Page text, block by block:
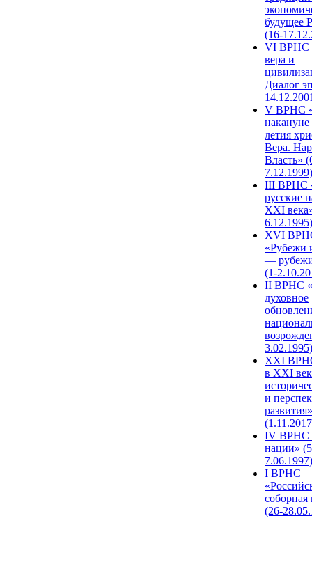
будущее
(16-
VI ВРНС
вера и
Диалог
V ВРНС
накануне
летия
Вера.
Власть»
7.12.1999)
III ВРНС
русские
XXI
6.12.1995)
XVI
«Рубежи
—
(1-
II ВРНС
духовное
3.02.1995)
XХI
в XXI
и
развития»
IV ВРНС
нации»
7.06.1997)
I ВРНС
(26-